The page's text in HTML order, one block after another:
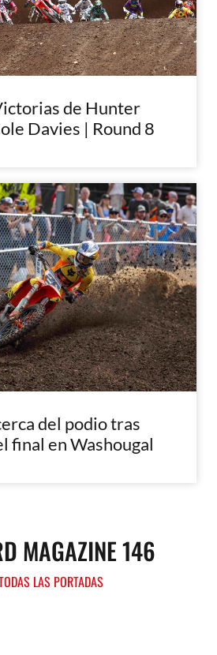
de Hunter
Davies | Round 8
del podio tras
final en Washougal
MAGAZINE 146
LAS PORTADAS